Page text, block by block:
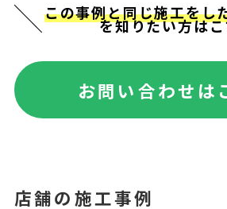
この事例と同じ施工をし
を知りたい方は
お問い合わせは
店舗の施工事例